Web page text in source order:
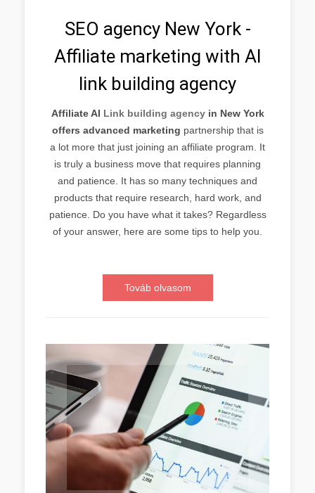
SEO agency New York -
Affiliate marketing with AI
link building agency
Affiliate AI Link building agencyin New York
offers advanced marketing partnership that is
a lot more that just joining an affiliate program. It
is truly a business move that requires planning
and patience. It has so many techniques and
products that require research, hard work, and
patience. Do you have what it takes? Regardless
of your answer, here are some tips to help you.
Továb olvasom